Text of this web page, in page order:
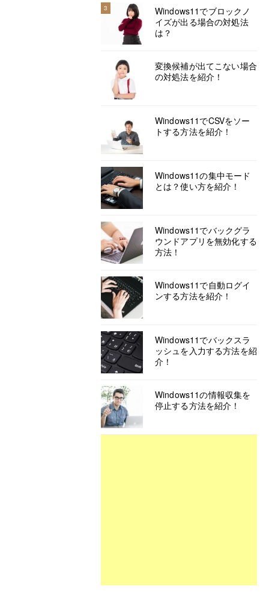
3
Windows11でブロックノ
イズが出る場合の対処法
は？
変換候補が出てこない場合
の対処法を紹介！
Windows11でCSVをソー
トする方法を紹介！
Windows11の集中モード
とは？使い方を紹介！
Windows11でバックグラ
ウンドアプリを無効化する
方法！
Windows11で自動ログイ
ンする方法を紹介！
Windows11でバックスラ
ッシュを入力する方法を紹
介！
Windows11の情報収集を
停止する方法を紹介！